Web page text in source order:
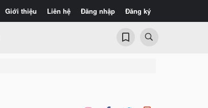
Giới thiệu Liên hệ Đăng nhập Đăng ký